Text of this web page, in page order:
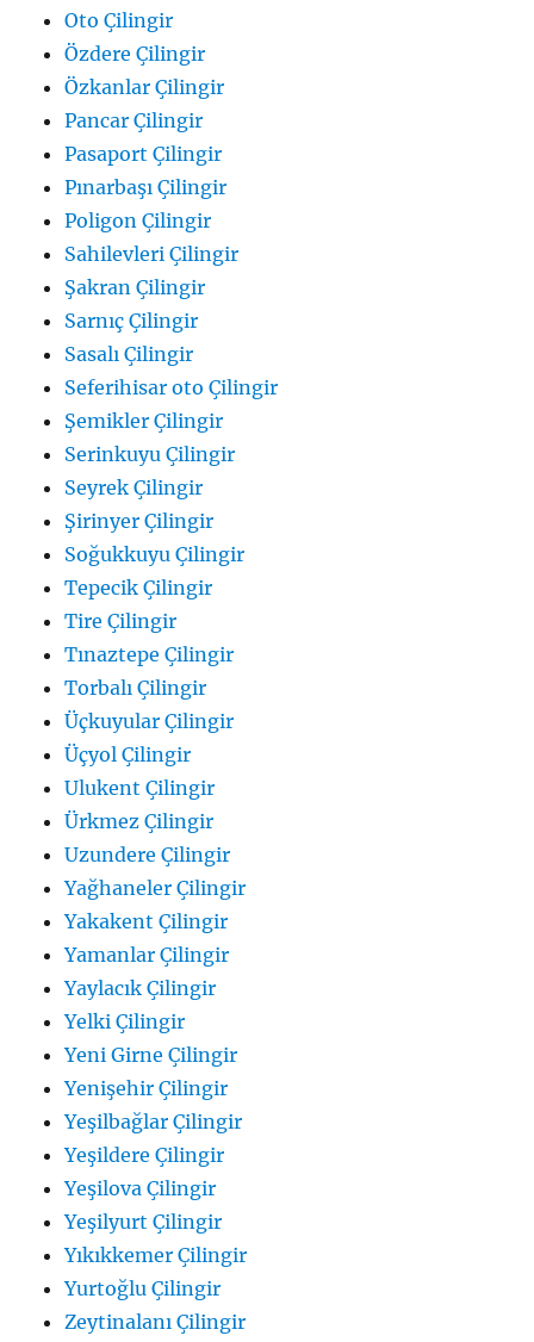
Oto Çilingir
Özdere Çilingir
Özkanlar Çilingir
Pancar Çilingir
Pasaport Çilingir
Pınarbaşı Çilingir
Poligon Çilingir
Sahilevleri Çilingir
Şakran Çilingir
Sarnıç Çilingir
Sasalı Çilingir
Seferihisar oto Çilingir
Şemikler Çilingir
Serinkuyu Çilingir
Seyrek Çilingir
Şirinyer Çilingir
Soğukkuyu Çilingir
Tepecik Çilingir
Tire Çilingir
Tınaztepe Çilingir
Torbalı Çilingir
Üçkuyular Çilingir
Üçyol Çilingir
Ulukent Çilingir
Ürkmez Çilingir
Uzundere Çilingir
Yağhaneler Çilingir
Yakakent Çilingir
Yamanlar Çilingir
Yaylacık Çilingir
Yelki Çilingir
Yeni Girne Çilingir
Yenişehir Çilingir
Yeşilbağlar Çilingir
Yeşildere Çilingir
Yeşilova Çilingir
Yeşilyurt Çilingir
Yıkıkkemer Çilingir
Yurtoğlu Çilingir
Zeytinalanı Çilingir